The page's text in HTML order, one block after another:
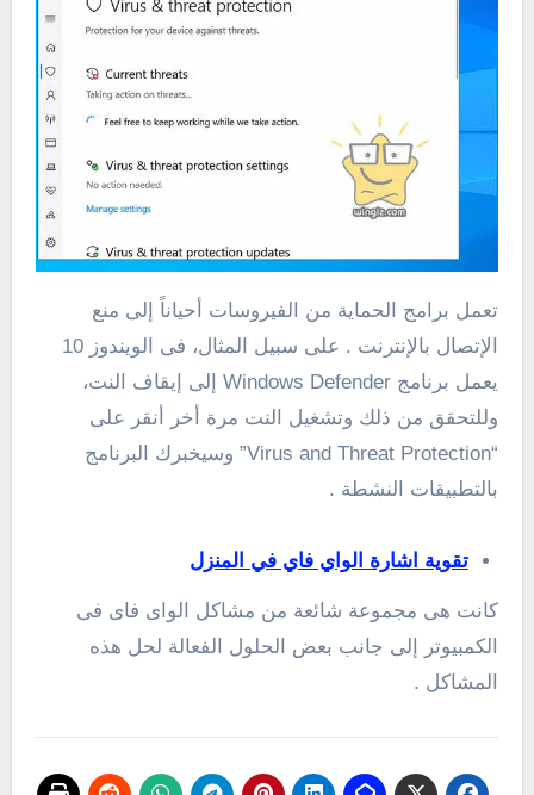
تعمل برامج الحماية من الفيروسات أحياناً إلى منع
الإتصال بالإنترنت . على سبيل المثال، فى الويندوز 10
يعمل برنامج Windows Defender إلى إيقاف النت،
وللتحقق من ذلك وتشغيل النت مرة أخر أنقر على
“Virus and Threat Protection” وسيخبرك البرنامج
بالتطبيقات النشطة .
تقوية اشارة الواي فاي في المنزل
كانت هى مجموعة شائعة من مشاكل الواى فاى فى
الكمبيوتر إلى جانب بعض الحلول الفعالة لحل هذه
المشاكل .